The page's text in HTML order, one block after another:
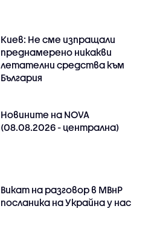
Киев: Не сме изпращали
преднамерено никакви
летателни средства към
България
Новините на NOVA
(08.08.2026 - централна)
Викат на разговор в МВнР
посланика на Украйна у нас